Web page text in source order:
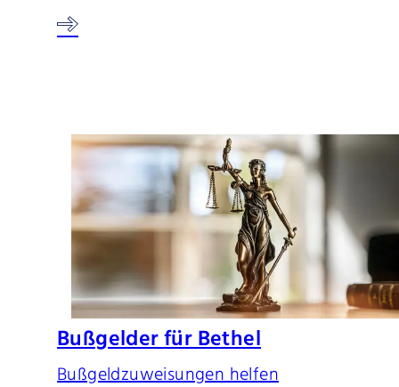
Bußgelder für Bethel
Bußgeldzuweisungen helfen